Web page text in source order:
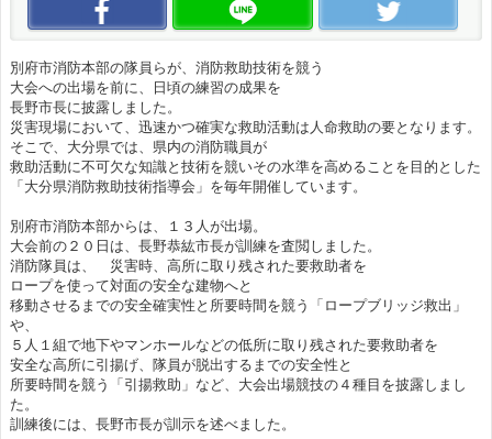
この動画をいいね！ この動画をLINEで送る
別府市消防本部の隊員らが、消防救助技術を競う
大会への出場を前に、日頃の練習の成果を
長野市長に披露しました。
災害現場において、迅速かつ確実な救助活動は人命救助の要となります。
そこで、大分県では、県内の消防職員が
救助活動に不可欠な知識と技術を競いその水準を高めることを目的とした
「大分県消防救助技術指導会」を毎年開催しています。
別府市消防本部からは、１３人が出場。
大会前の２０日は、長野恭紘市長が訓練を査閲しました。
消防隊員は、 災害時、高所に取り残された要救助者を
ロープを使って対面の安全な建物へと
移動させるまでの安全確実性と所要時間を競う「ロープブリッジ救出」
や、
５人１組で地下やマンホールなどの低所に取り残された要救助者を
安全な高所に引揚げ、隊員が脱出するまでの安全性と
所要時間を競う「引揚救助」など、大会出場競技の４種目を披露しまし
た。
訓練後には、長野市長が訓示を述べました。